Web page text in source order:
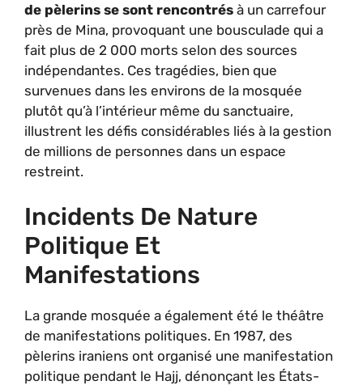
de pèlerins se sont rencontrés à un carrefour
près de Mina, provoquant une bousculade qui a
fait plus de 2 000 morts selon des sources
indépendantes. Ces tragédies, bien que
survenues dans les environs de la mosquée
plutôt qu’à l’intérieur même du sanctuaire,
illustrent les défis considérables liés à la gestion
de millions de personnes dans un espace
restreint.
Incidents De Nature
Politique Et
Manifestations
La grande mosquée a également été le théâtre
de manifestations politiques. En 1987, des
pèlerins iraniens ont organisé une manifestation
politique pendant le Hajj, dénonçant les États-